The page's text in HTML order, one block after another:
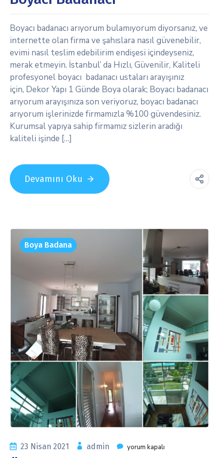
Boyacı badanacı arıyorum bulamıyorum diyorsanız, ve
internette olan firma ve şahıslara nasıl güvenebilir,
evimi nasıl teslim edebilirim endişesi içindeyseniz,
merak etmeyin. İstanbul’ da Hızlı, Güvenilir, Kaliteli
profesyonel boyacı badanacı ustaları arayışınız
için, Dekor Yapı 1 Günde Boya olarak; Boyacı badanacı
arıyorum arayışınıza son veriyoruz, boyacı badanacı
arıyorum işlerinizde firmamızla %100 güvendesiniz.
Kurumsal yapıya sahip firmamız sizlerin aradığı
kaliteli işinde […]
Devamını Oku
Boya Badana
23 Nisan 2021 admin yorum kapalı